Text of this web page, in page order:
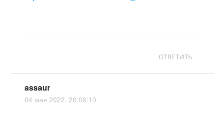
ОТВЕТИТЬ
assaur
04 мая 2022, 20:06:10